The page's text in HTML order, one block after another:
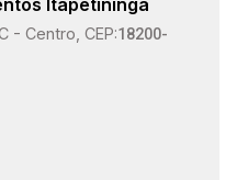
- Centro, CEP:18200-